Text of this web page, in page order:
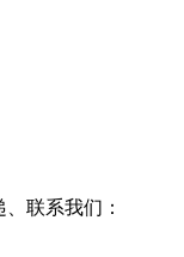
联系我们：